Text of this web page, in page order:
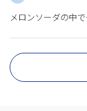
メロンソーダの中